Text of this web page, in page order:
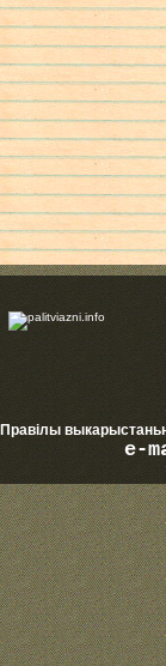
Правілы
e-